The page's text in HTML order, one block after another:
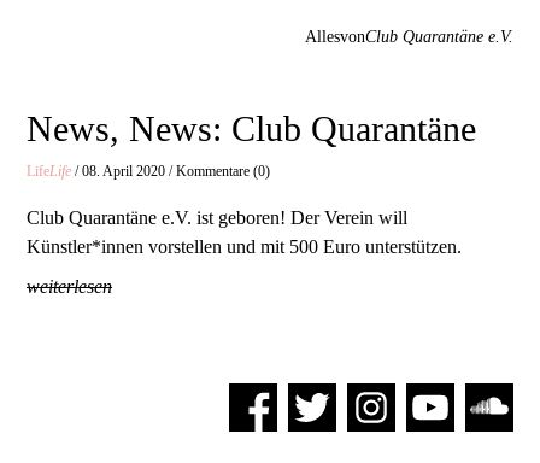
AllesvonClub Quarantäne e.V.
News, News: Club Quarantäne
LifeLife / 08. April 2020 / Kommentare (0)
Club Quarantäne e.V. ist geboren! Der Verein will
Künstler*innen vorstellen und mit 500 Euro unterstützen.
weiterlesen